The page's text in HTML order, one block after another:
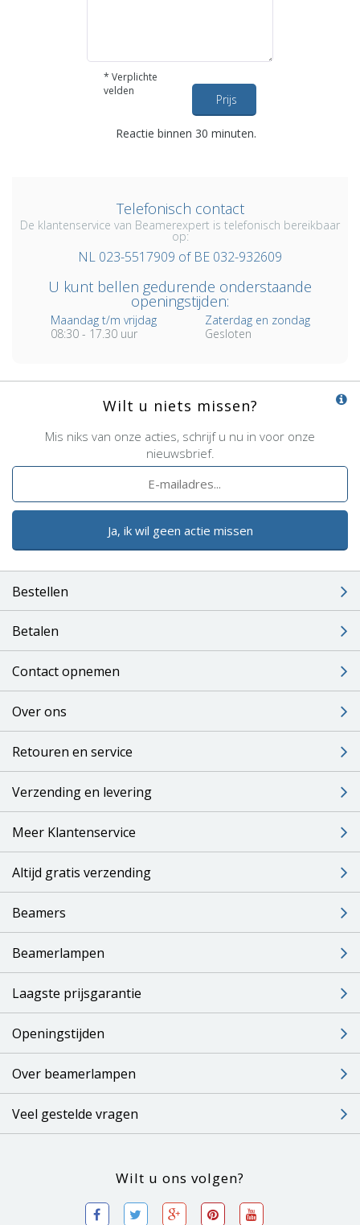
* Verplichte
velden
Prijs
opvragen
Reactie binnen 30 minuten.
Telefonisch contact
De klantenservice van Beamerexpert is telefonisch bereikbaar
op:
NL 023-5517909 of BE 032-932609
U kunt bellen gedurende onderstaande
openingstijden:
Maandag t/m vrijdag
08:30 - 17.30 uur
Zaterdag en zondag
Gesloten
Wilt u niets missen?
Mis niks van onze acties, schrijf u nu in voor onze
nieuwsbrief.
Ja, ik wil geen actie missen
Bestellen
Betalen
Contact opnemen
Over ons
Retouren en service
Verzending en levering
Meer Klantenservice
Altijd gratis verzending
Beamers
Beamerlampen
Laagste prijsgarantie
Openingstijden
Over beamerlampen
Veel gestelde vragen
Wilt u ons volgen?